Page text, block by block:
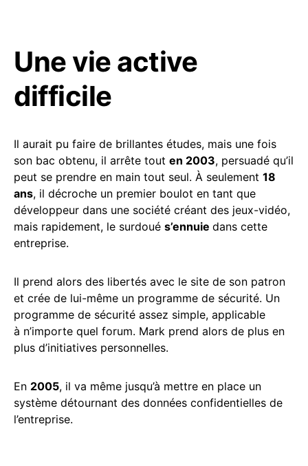
Une vie active
difficile
Il aurait pu faire de brillantes études, mais une fois
son bac obtenu, il arrête tout en 2003, persuadé qu’il
peut se prendre en main tout seul. À seulement 18
ans, il décroche un premier boulot en tant que
développeur dans une société créant des jeux-vidéo,
mais rapidement, le surdoué s’ennuie dans cette
entreprise.
Il prend alors des libertés avec le site de son patron
et crée de lui-même un programme de sécurité. Un
programme de sécurité assez simple, applicable
à n’importe quel forum. Mark prend alors de plus en
plus d’initiatives personnelles.
En 2005, il va même jusqu’à mettre en place un
système détournant des données confidentielles de
l’entreprise.